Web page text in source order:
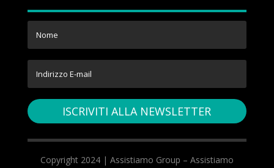
ISCRIVITI ALLA NEWSLETTER
Copyright 2024 | Assistiamo Group – Assistiamo